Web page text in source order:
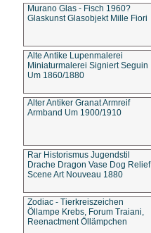
Murano Glas - Fisch 1960?
Glaskunst Glasobjekt Mille Fiori
Alte Antike Lupenmalerei
Miniaturmalerei Signiert Seguin
Um 1860/1880
Alter Antiker Granat Armreif
Armband Um 1900/1910
Rar Historismus Jugendstil
Drache Dragon Vase Dog Relief
Scene Art Nouveau 1880
Zodiac - Tierkreiszeichen
Öllampe Krebs, Forum Traiani,
Reenactment Öllämpchen